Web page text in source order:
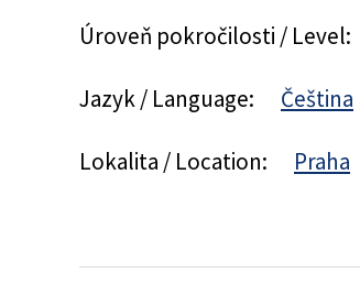
Úroveň pokročilosti / Level:
Jazyk / Language: Čeština
Lokalita / Location: Praha